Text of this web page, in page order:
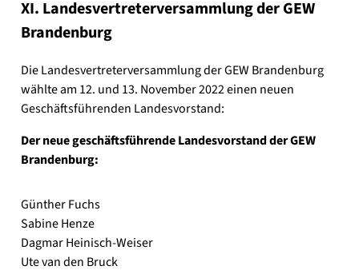
XI. Lan­des­ver­tre­ter­ver­samm­lung der GEW
Bran­den­burg
Die Lan­des­ver­tre­ter­ver­samm­lung der GEW Bran­den­burg
wähl­te am 12. und 13. Novem­ber 2022 einen neu­en
Geschäfts­füh­ren­den Lan­des­vor­stand:
Der neue geschäfts­füh­ren­de Lan­des­vor­stand der GEW
Bran­den­burg:
Gün­ther Fuchs
Sabi­ne Hen­ze
Dag­mar Heinisch-Weiser
Ute van den Bruck